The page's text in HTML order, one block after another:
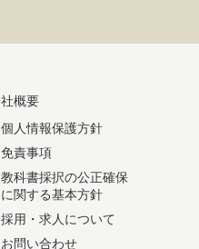
概要
個人情報保護方針
免責事項
教科書採択の公正確保
に関する基本方針
採用・求人について
お問い合わせ